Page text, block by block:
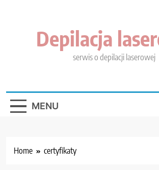
Depilacja
serwis o depilacji laserowej
MENU
Home certyfikaty